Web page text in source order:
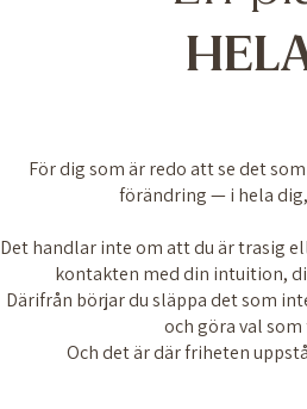
För dig som är redo att se det
förändring — i hela
Det handlar inte om att du är trasig
kontakten med din intuition,
Därifrån börjar du släppa det som
och göra val
Och det är där friheten